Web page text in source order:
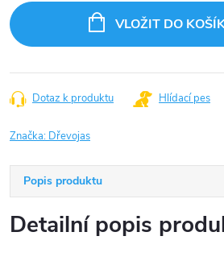
cena:
VLOŽIT DO
Dotaz k produktu Hlídací pes
Značka: Dřevojas
Popis produktu
Detailní popis